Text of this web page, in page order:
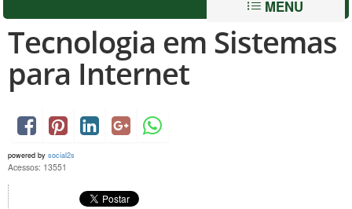
MENU
Tecnologia em Sistemas
para Internet
powered by social2s
Acessos: 13551